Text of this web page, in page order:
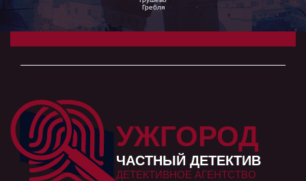
Гребля
УЖГОРОД
ЧАСТНЫЙ ДЕТЕКТИВ
ДЕТЕКТИВНОЕ АГЕНТСТВО